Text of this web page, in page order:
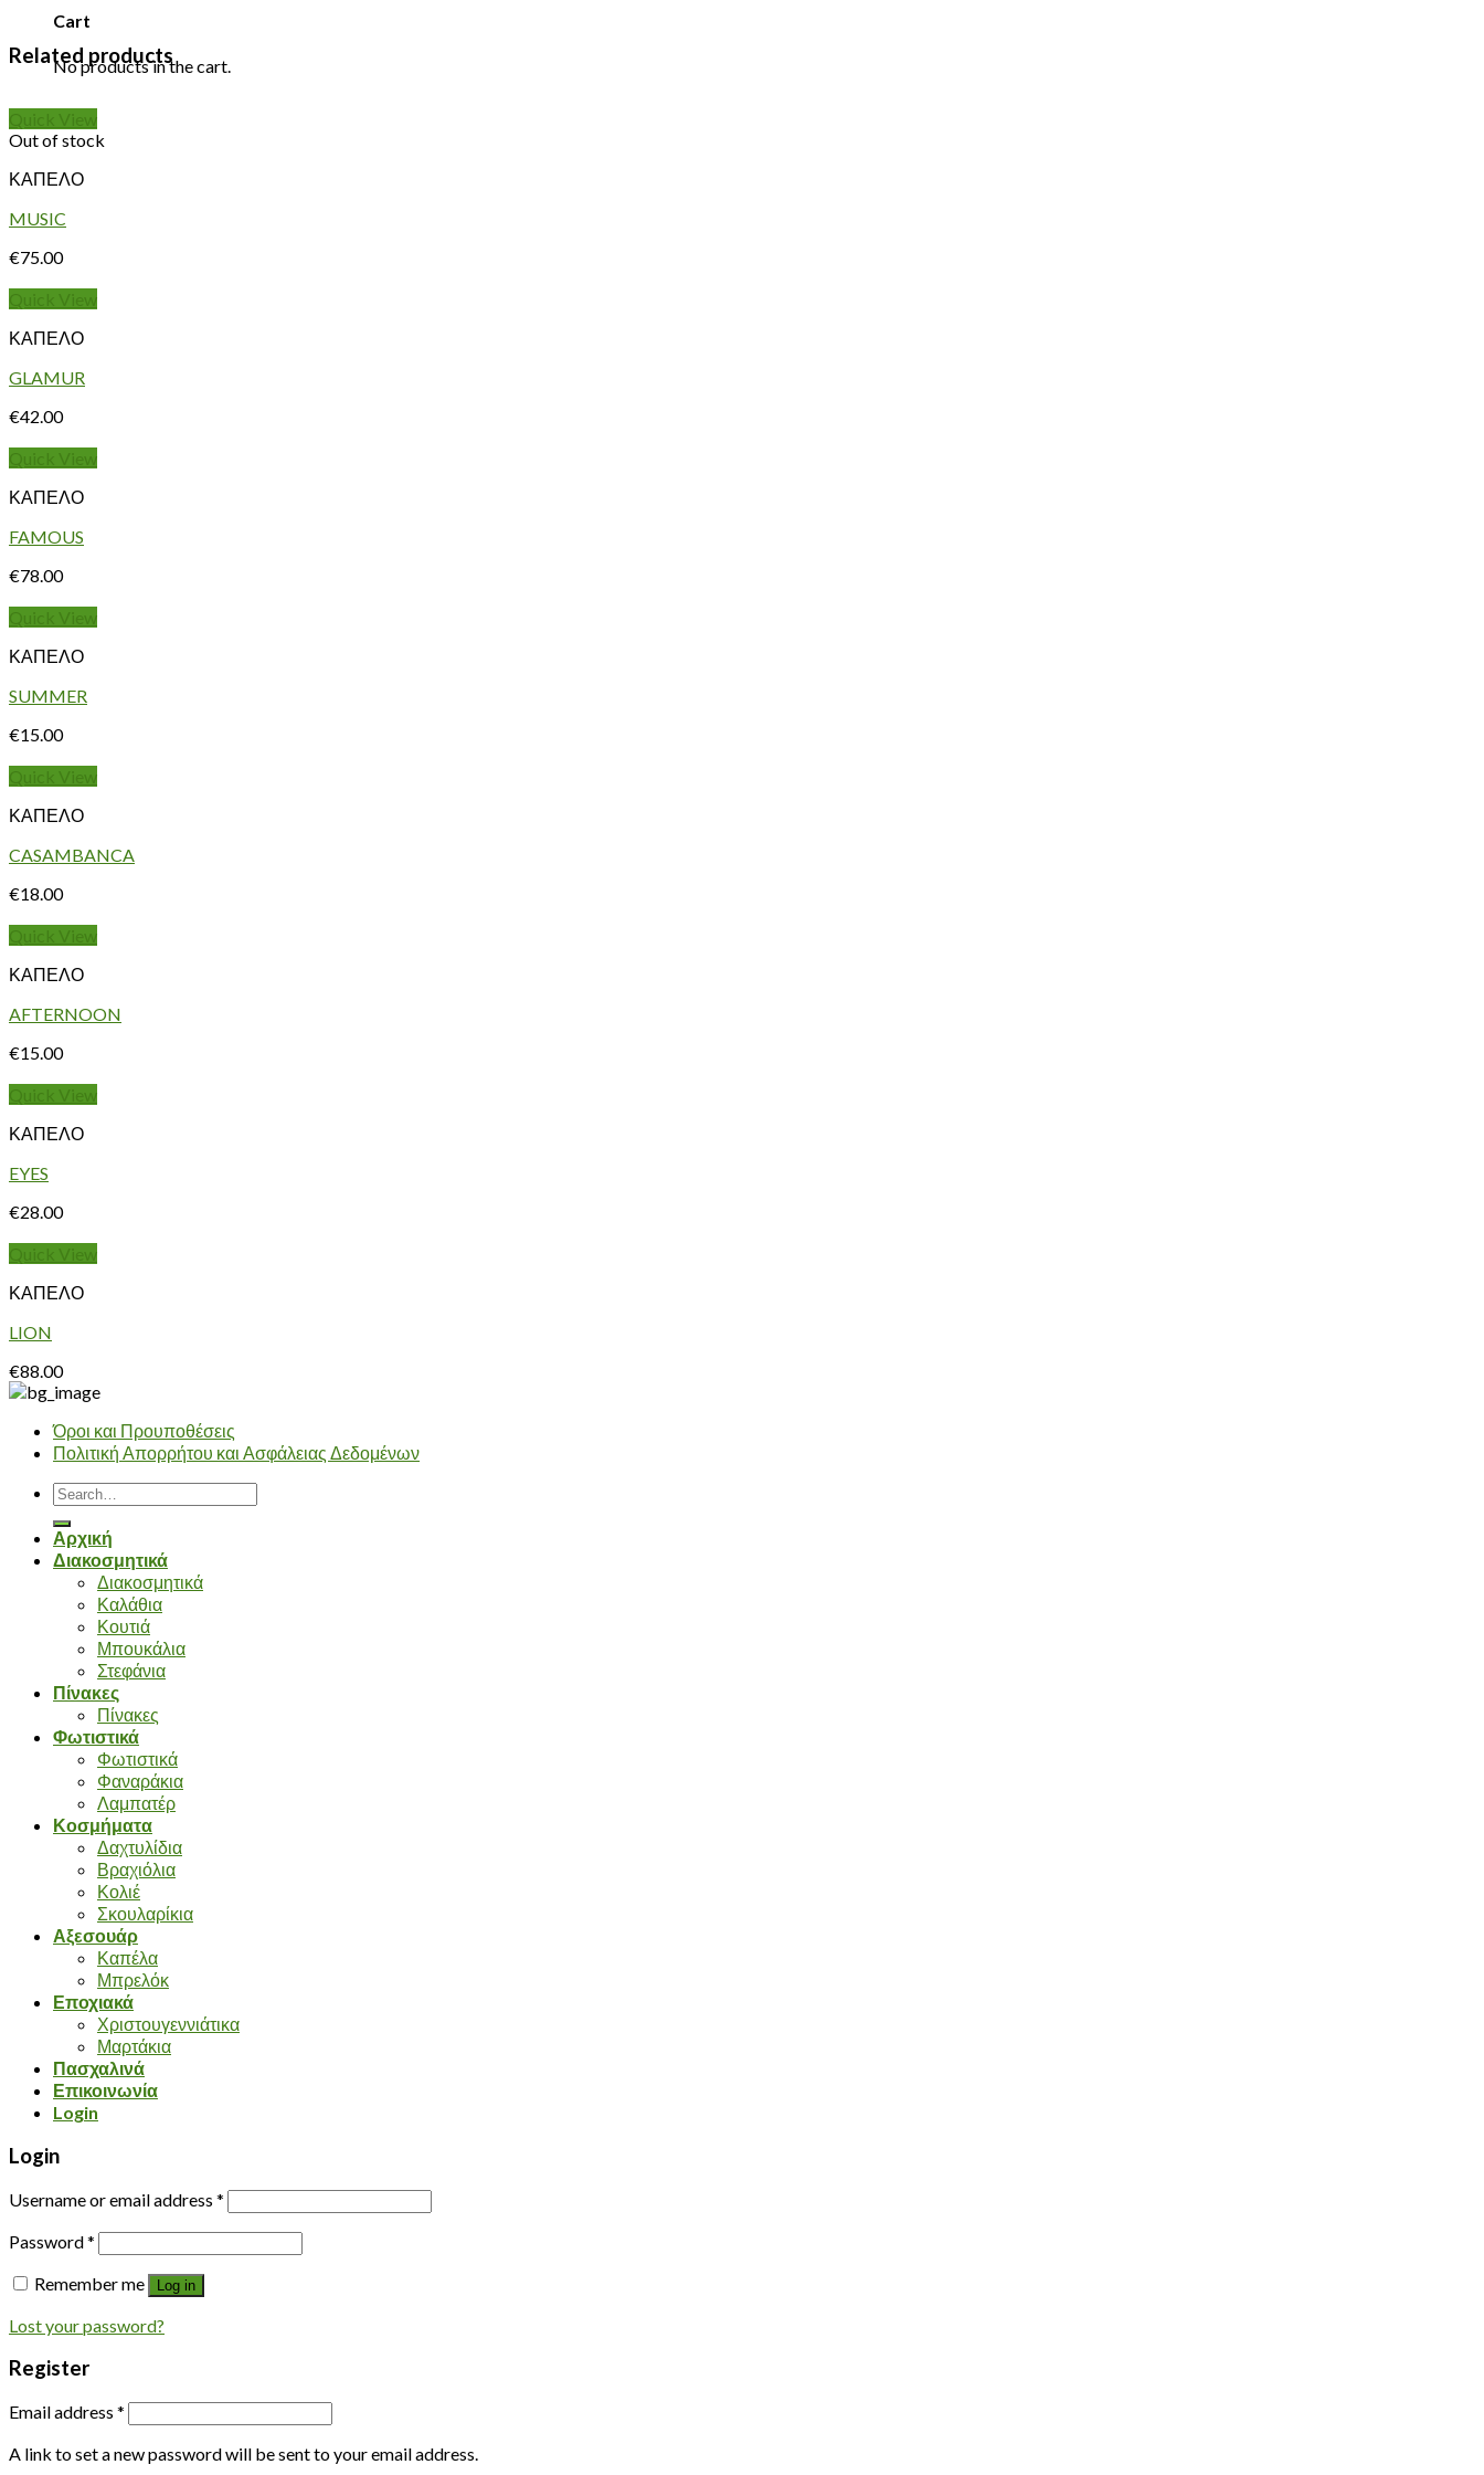
Cart
No products in the cart.
Related products
Quick View
Out of stock
ΚΑΠΕΛΟ
MUSIC
€75.00
Quick View
ΚΑΠΕΛΟ
GLAMUR
€42.00
Quick View
ΚΑΠΕΛΟ
FAMOUS
€78.00
Quick View
ΚΑΠΕΛΟ
SUMMER
€15.00
Quick View
ΚΑΠΕΛΟ
CASAMBANCA
€18.00
Quick View
ΚΑΠΕΛΟ
AFTERNOON
€15.00
Quick View
ΚΑΠΕΛΟ
EYES
€28.00
Quick View
ΚΑΠΕΛΟ
LION
€88.00
Όροι και Προυποθέσεις
Πολιτική Απορρήτου και Ασφάλειας Δεδομένων
Search
for:
Αρχική
Διακοσμητικά
Διακοσμητικά
Καλάθια
Κουτιά
Μπουκάλια
Στεφάνια
Πίνακες
Πίνακες
Φωτιστικά
Φωτιστικά
Φαναράκια
Λαμπατέρ
Κοσμήματα
Δαχτυλίδια
Βραχιόλια
Κολιέ
Σκουλαρίκια
Αξεσουάρ
Καπέλα
Μπρελόκ
Εποχιακά
Χριστουγεννιάτικα
Μαρτάκια
Πασχαλινά
Επικοινωνία
Login
Login
Username or email address *
Password*
Remember me
Log in
Lost your password?
Register
Email address *
A link to set a new password will be sent to your email address.